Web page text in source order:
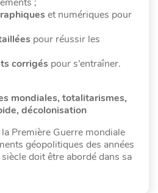
et numériques pour
pour réussir les
corrigés pour s’entraîner.
mondiales, totalitarismes,
décolonisation
Première Guerre mondiale
géopolitiques des années
doit être abordé dans sa